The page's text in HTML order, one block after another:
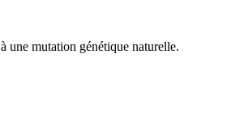
une mutation génétique naturelle.